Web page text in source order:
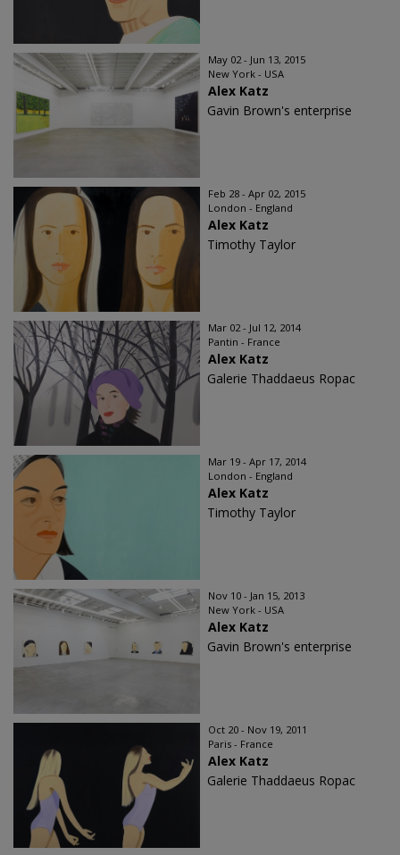
May 02 - Jun 13, 2015
New York - USA
Alex Katz
Gavin Brown's enterprise
Feb 28 - Apr 02, 2015
London - England
Alex Katz
Timothy Taylor
Mar 02 - Jul 12, 2014
Pantin - France
Alex Katz
Galerie Thaddaeus Ropac
Mar 19 - Apr 17, 2014
London - England
Alex Katz
Timothy Taylor
Nov 10 - Jan 15, 2013
New York - USA
Alex Katz
Gavin Brown's enterprise
Oct 20 - Nov 19, 2011
Paris - France
Alex Katz
Galerie Thaddaeus Ropac